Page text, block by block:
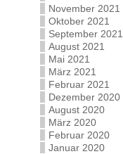
November 2021
Oktober 2021
September 2021
August 2021
Mai 2021
März 2021
Februar 2021
Dezember 2020
August 2020
März 2020
Februar 2020
Januar 2020